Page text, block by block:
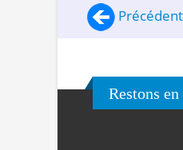
Précédent
Restons